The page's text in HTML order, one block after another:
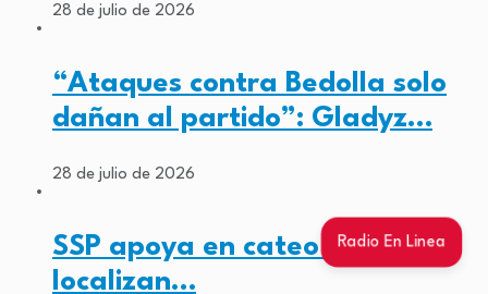
Radio En Linea
28 de julio de 2026
“Ataques contra Bedolla solo
dañan al partido”: Gladyz…
28 de julio de 2026
SSP apoya en cateo a la FGE,
localizan…